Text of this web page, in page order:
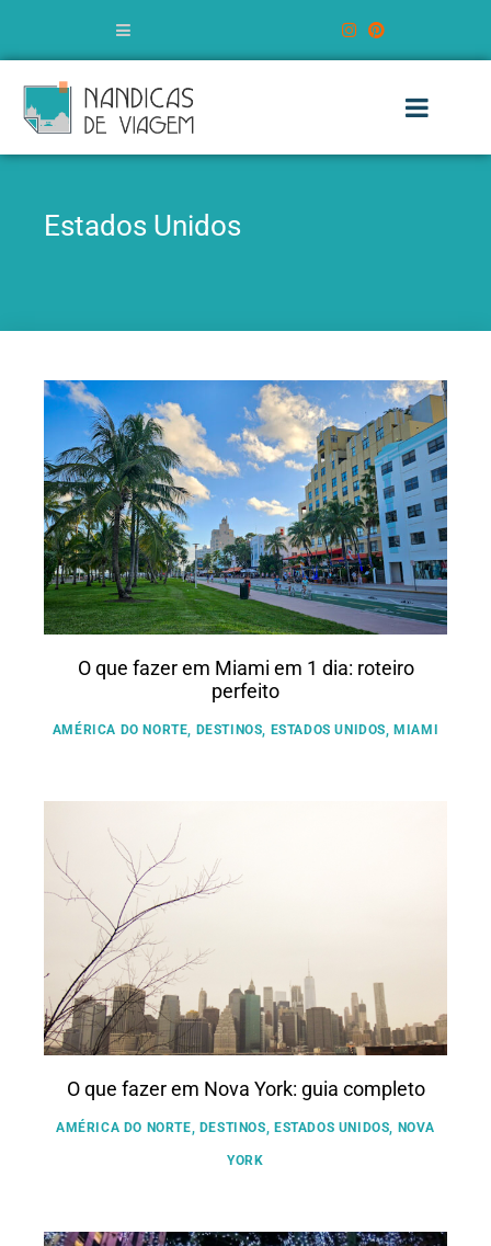
Estados Unidos
O que fazer em Miami em 1 dia: roteiro
perfeito
AMÉRICA DO NORTE, DESTINOS, ESTADOS UNIDOS,MIAMI
O que fazer em Nova York: guia completo
AMÉRICA DO NORTE DESTINOS ESTADOS UNIDOS NOVA
YORK